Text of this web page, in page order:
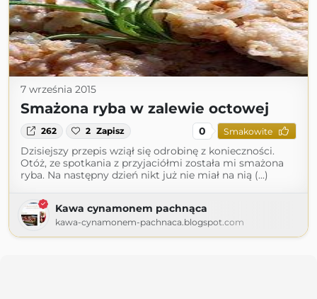
7 września 2015
Smażona ryba w zalewie octowej
262 2 Zapisz 0 Smakowite
Dzisiejszy przepis wziął się odrobinę z konieczności.
Otóż, ze spotkania z przyjaciółmi została mi smażona
ryba. Na następny dzień nikt już nie miał na nią (...)
Kawa cynamonem pachnąca
kawa-cynamonem-pachnaca.blogspot.com